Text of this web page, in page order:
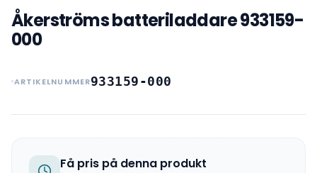
Åkerströms batteriladdare 933159-
000
ARTIKELNUMMER933159-000
Få pris på denna produkt